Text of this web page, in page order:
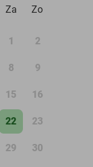
Za Zo
1 2
8 9
15 16
22 23
29 30